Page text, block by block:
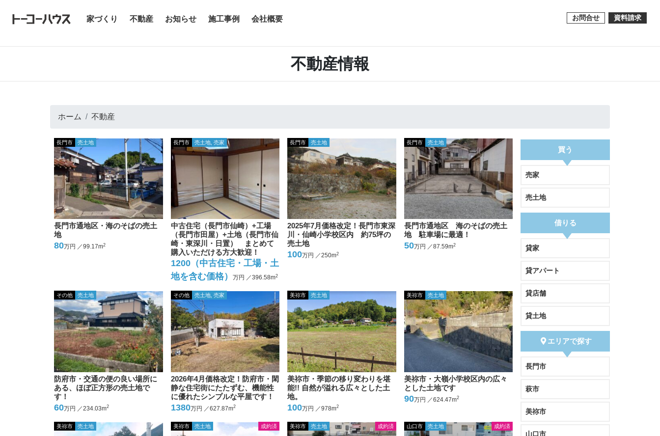
家づくり (current)
不動産 お知らせ 施工事例 会社概要 お問合せ 資料請求
不動産情報
ホーム 不動産
長門市通地区・海のそばの売土
地
長門市 売土地
80万円 ／99.17m2
中古住宅（長門市仙崎）+工場
（長門市田屋）+土地（長門市仙
崎・東深川・日置） まとめて
購入いただける方大歓迎！
長門市 売土地, 売家
1200（中古住宅・工場・土
地を含む価格）
万円 ／396.58m2
2025年7月価格改定！長門市東深
川・仙崎小学校区内 約75坪の
売土地
長門市 売土地
100万円 ／250m2
長門市通地区 海のそばの売土
地 駐車場に最適！
長門市 売土地
50万円 ／87.59m2
防府市・交通の便の良い場所に
ある、ほぼ正方形の売土地で
す！
その他 売土地
60万円 ／234.03m2
2026年4月価格改定！防府市・閑
静な住宅街にたたずむ、機能性
に優れたシンプルな平屋です！
その他 売土地, 売家
1380万円 ／627.87m2
美祢市・季節の移り変わりを堪
能!! 自然が溢れる広々とした土
地。
美祢市 売土地
100万円 ／978m2
美祢市・大嶺小学校区内の広々
とした土地です
美祢市 売土地
90万円 ／624.47m2
美祢市 売土地 美祢市 売土地 成約済 美祢市 売土地 成約済 山口市 売土地 成約済
買う
売家
売土地
借りる
貸家
貸アパート
貸店舗
貸土地
エリアで探す
長門市
萩市
美祢市
山口市